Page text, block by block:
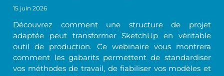
15 juin 2026
Découvrez comment une structure de projet
adaptée peut transformer SketchUp en véritable
outil de production. Ce webinaire vous montrera
comment les gabarits permettent de standardiser
vos méthodes de travail, de fiabiliser vos modèles et